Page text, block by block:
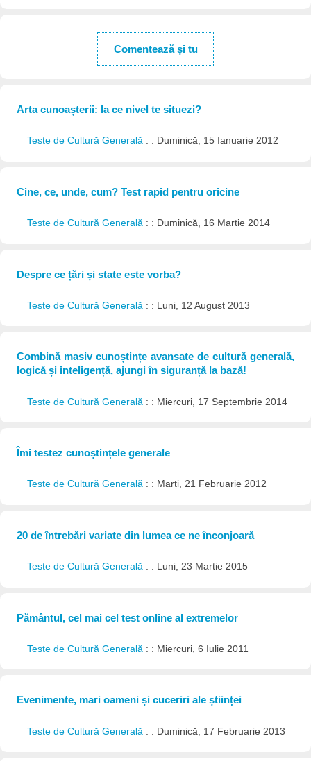
Comentează și tu
Arta cunoașterii: la ce nivel te situezi?
Teste de Cultură Generală : : Duminică, 15 Ianuarie 2012
Cine, ce, unde, cum? Test rapid pentru oricine
Teste de Cultură Generală : : Duminică, 16 Martie 2014
Despre ce țări și state este vorba?
Teste de Cultură Generală : : Luni, 12 August 2013
Combină masiv cunoștințe avansate de cultură generală,
logică și inteligență, ajungi în siguranță la bază!
Teste de Cultură Generală : : Miercuri, 17 Septembrie 2014
Îmi testez cunoștințele generale
Teste de Cultură Generală : : Marți, 21 Februarie 2012
20 de întrebări variate din lumea ce ne înconjoară
Teste de Cultură Generală : : Luni, 23 Martie 2015
Pământul, cel mai cel test online al extremelor
Teste de Cultură Generală : : Miercuri, 6 Iulie 2011
Evenimente, mari oameni și cuceriri ale științei
Teste de Cultură Generală : : Duminică, 17 Februarie 2013